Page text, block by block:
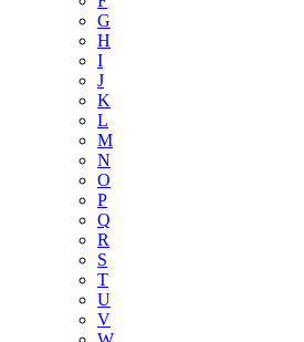
G
H
I
J
K
L
M
N
O
P
Q
R
S
T
U
V